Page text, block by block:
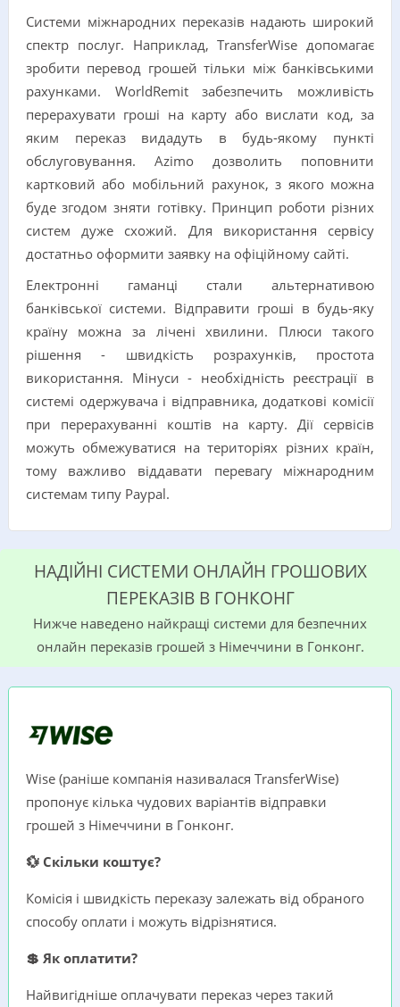
Системи міжнародних переказів надають широкий
спектр послуг. Наприклад, TransferWise допомагає
зробити перевод грошей тільки між банківськими
рахунками. WorldRemit забезпечить можливість
перерахувати гроші на карту або вислати код, за
яким переказ видадуть в будь-якому пункті
обслуговування. Azimo дозволить поповнити
картковий або мобільний рахунок, з якого можна
буде згодом зняти готівку. Принцип роботи різних
систем дуже схожий. Для використання сервісу
достатньо оформити заявку на офіційному сайті.
Електронні гаманці стали альтернативою
банківської системи. Відправити гроші в будь-яку
країну можна за лічені хвилини. Плюси такого
рішення - швидкість розрахунків, простота
використання. Мінуси - необхідність реєстрації в
системі одержувача і відправника, додаткові комісії
при перерахуванні коштів на карту. Дії сервісів
можуть обмежуватися на територіях різних країн,
тому важливо віддавати перевагу міжнародним
системам типу Paypal.
НАДІЙНІ СИСТЕМИ ОНЛАЙН ГРОШОВИХ
ПЕРЕКАЗІВ В ГОНКОНГ
Нижче наведено найкращі системи для безпечних
онлайн переказів грошей з Німеччини в Гонконг.
Wise (раніше компанія називалася TransferWise)
пропонує кілька чудових варіантів відправки
грошей з Німеччини в Гонконг.
💱 Скільки коштує?
Комісія і швидкість переказу залежать від обраного
способу оплати і можуть відрізнятися.
💲 Як оплатити?
Найвигідніше оплачувати переказ через такий